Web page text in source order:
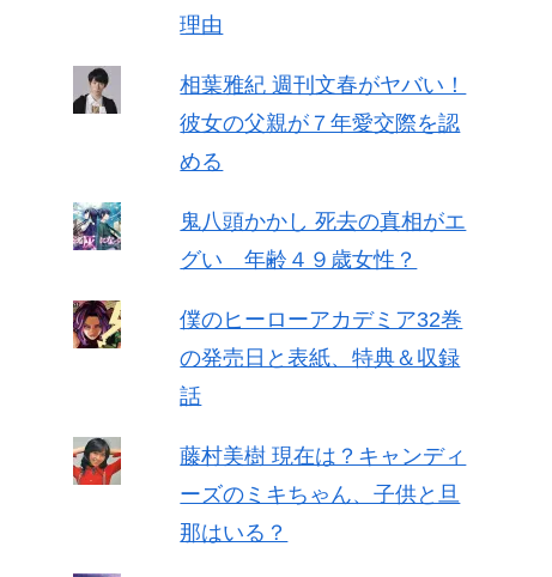
理由
相葉雅紀 週刊文春がヤバい！
彼女の父親が７年愛交際を認
める
鬼八頭かかし 死去の真相がエ
グい 年齢４９歳女性？
僕のヒーローアカデミア32巻
の発売日と表紙、特典＆収録
話
藤村美樹 現在は？キャンディ
ーズのミキちゃん、子供と旦
那はいる？